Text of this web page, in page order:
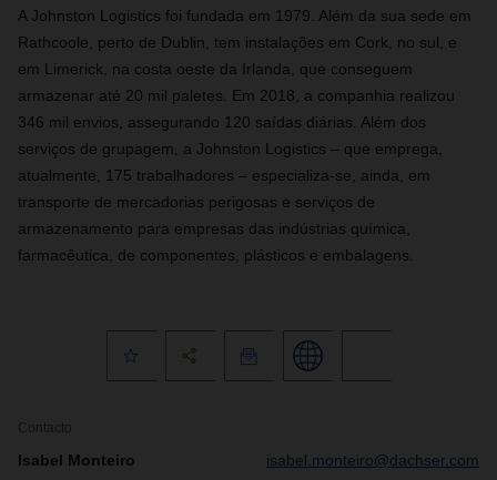
A Johnston Logistics foi fundada em 1979. Além da sua sede em
Rathcoole, perto de Dublin, tem instalações em Cork, no sul, e
em Limerick, na costa oeste da Irlanda, que conseguem
armazenar até 20 mil paletes. Em 2018, a companhia realizou
346 mil envios, assegurando 120 saídas diárias. Além dos
serviços de grupagem, a Johnston Logistics – que emprega,
atualmente, 175 trabalhadores – especializa-se, ainda, em
transporte de mercadorias perigosas e serviços de
armazenamento para empresas das indústrias química,
farmacêutica, de componentes, plásticos e embalagens.
Contacto
Isabel Monteiro isabel.monteiro@dachser.com